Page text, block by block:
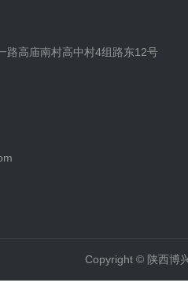
路高庙南村高中村4组路东12号
Copyright © 陕西博